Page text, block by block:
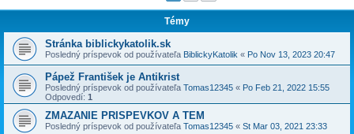
Témy
Stránka biblickykatolik.sk
Posledný príspevok od používateľa BiblickyKatolik « Po Nov 13, 2023 20:47
Pápež František je Antikrist
Posledný príspevok od používateľa Tomas12345 « Po Feb 21, 2022 15:55
Odpovedí: 1
ZMAZANIE PRISPEVKOV A TEM
Posledný príspevok od používateľa Tomas12345 « St Mar 03, 2021 23:33